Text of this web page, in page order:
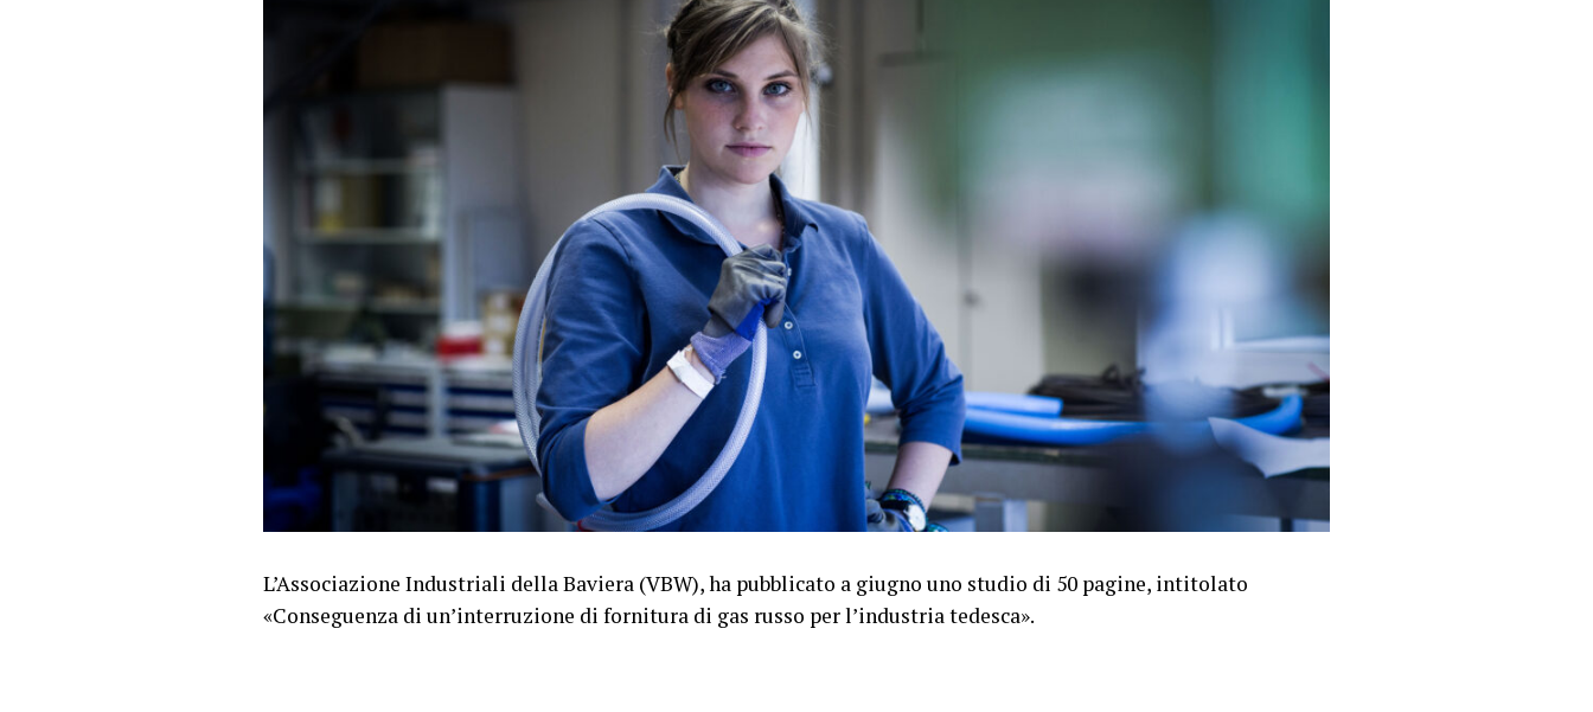
L’Associazione Industriali della Baviera (VBW), ha pubblicato a giugno uno studio di 50 pagine, intitolato
«Conseguenza di un’interruzione di fornitura di gas russo per l’industria tedesca».